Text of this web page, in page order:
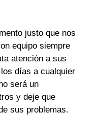
justo que nos
equipo siempre
atención a sus
días a cualquier
será un
y deje que
sus problemas.